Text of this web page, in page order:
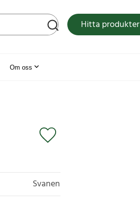
Hitta produkter
Om oss
Svanen